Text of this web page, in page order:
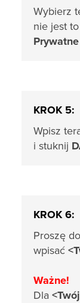
Wybierz
nie jest
KROK 5:
Wpisz
i stuknij
KROK 6:
Proszę
wpisać
Ważne!
Dla